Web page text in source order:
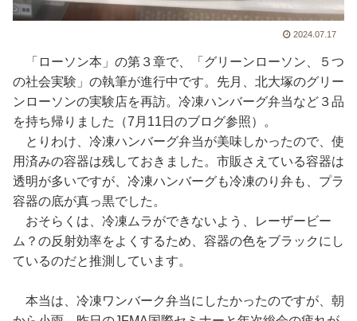
2024.07.17
「ローソン本」の第３章で、「グリーンローソン、５つ
の社会実験」の執筆が進行中です。先月、北大塚のグリー
ンローソンの実験店を再訪。冷凍ハンバーグ弁当など３品
を持ち帰りました（7月11日のブログ参照）。
とりわけ、冷凍ハンバーグ弁当が美味しかったので、使
用済みの容器は残しておきました。市販さえている容器は
透明が多いですが、冷凍ハンバーグも冷凍のり弁も、プラ
容器の底が真っ黒でした。
おそらくは、冷凍ムラができないよう、レーザービー
ム？の反射効率をよくするため、容器の色をブラックにし
ているのだと推測しています。
本当は、冷凍ワンバーク弁当にしたかったのですが、朝